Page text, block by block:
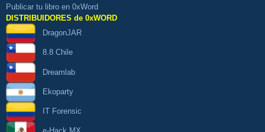
Publicar tu libro en 0xWord
DISTRIBUIDORES de 0xWORD
DragonJAR
8.8 Chile
Dreamlab
Ekoparty
IT Forensic